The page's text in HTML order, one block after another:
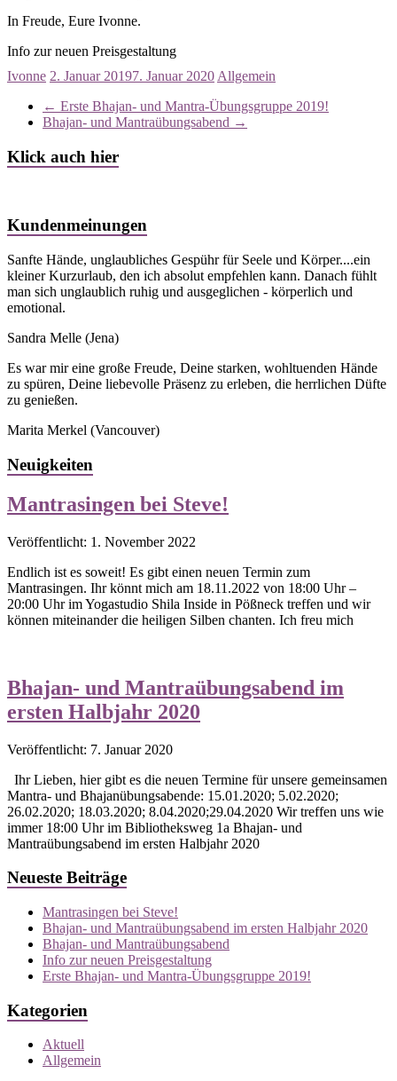
In Freude, Eure Ivonne.
Info zur neuen Preisgestaltung
Ivonne 2. Januar 20197. Januar 2020 Allgemein
← Erste Bhajan- und Mantra-Übungsgruppe 2019!
Bhajan- und Mantraübungsabend →
Klick auch hier
Kundenmeinungen
Sanfte Hände, unglaubliches Gespühr für Seele und Körper....ein
kleiner Kurzurlaub, den ich absolut empfehlen kann. Danach fühlt
man sich unglaublich ruhig und ausgeglichen - körperlich und
emotional.
Sandra Melle (Jena)
Es war mir eine große Freude, Deine starken, wohltuenden Hände
zu spüren, Deine liebevolle Präsenz zu erleben, die herrlichen Düfte
zu genießen.
Marita Merkel (Vancouver)
Neuigkeiten
Mantrasingen bei Steve!
Veröffentlicht: 1. November 2022
Endlich ist es soweit! Es gibt einen neuen Termin zum
Mantrasingen. Ihr könnt mich am 18.11.2022 von 18:00 Uhr –
20:00 Uhr im Yogastudio Shila Inside in Pößneck treffen und wir
können miteinander die heiligen Silben chanten. Ich freu mich
Bhajan- und Mantraübungsabend im
ersten Halbjahr 2020
Veröffentlicht: 7. Januar 2020
Ihr Lieben, hier gibt es die neuen Termine für unsere gemeinsamen
Mantra- und Bhajanübungsabende: 15.01.2020; 5.02.2020;
26.02.2020; 18.03.2020; 8.04.2020;29.04.2020 Wir treffen uns wie
immer 18:00 Uhr im Bibliotheksweg 1a Bhajan- und
Mantraübungsabend im ersten Halbjahr 2020
Neueste Beiträge
Mantrasingen bei Steve!
Bhajan- und Mantraübungsabend im ersten Halbjahr 2020
Bhajan- und Mantraübungsabend
Info zur neuen Preisgestaltung
Erste Bhajan- und Mantra-Übungsgruppe 2019!
Kategorien
Aktuell
Allgemein